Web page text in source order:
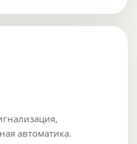
автоматика.